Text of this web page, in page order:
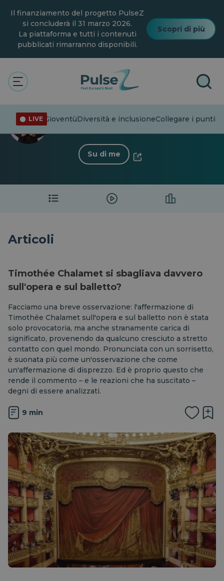
contenuto
principale
Il finanziamento del progetto PulseZ
si concluderà il 31 marzo 2026.
La piattaforma e tutti i contenuti
pubblicati rimarranno disponibili.
Scopri di più
LIVEGioventùDiversità e inclusioneCollegare i punti
6 Seguaci·3 Di seguito
Su di me
Articoli
Timothée Chalamet si sbagliava davvero
sull'opera e sul balletto?
Facciamo una breve osservazione: l'affermazione di
Timothée Chalamet sull'opera e sul balletto non è stata
solo provocatoria, ma anche stranamente carica di
significato, provenendo da qualcuno cresciuto a stretto
contatto con quel mondo. Pronunciata con un sorrisetto,
è suonata più come un'osservazione che come
un'affermazione di disprezzo. Ed è proprio questo che
rende il commento – e le reazioni che ha suscitato –
degni di essere analizzati.
9 min